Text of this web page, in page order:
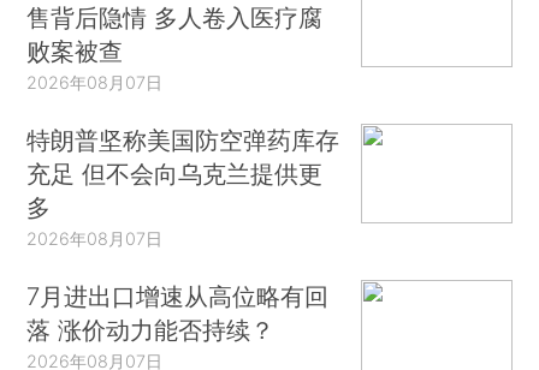
售背后隐情 多人卷入医疗腐
败案被查
2026年08月07日
特朗普坚称美国防空弹药库存
充足 但不会向乌克兰提供更
多
2026年08月07日
7月进出口增速从高位略有回
落 涨价动力能否持续？
2026年08月07日